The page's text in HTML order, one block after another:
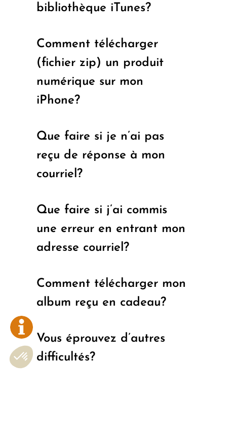
bibliothèque iTunes?
Comment télécharger
(fichier zip) un produit
numérique sur mon
iPhone?
Que faire si je n’ai pas
reçu de réponse à mon
courriel?
Que faire si j’ai commis
une erreur en entrant mon
adresse courriel?
Comment télécharger mon
album reçu en cadeau?
Vous éprouvez d’autres
difficultés?